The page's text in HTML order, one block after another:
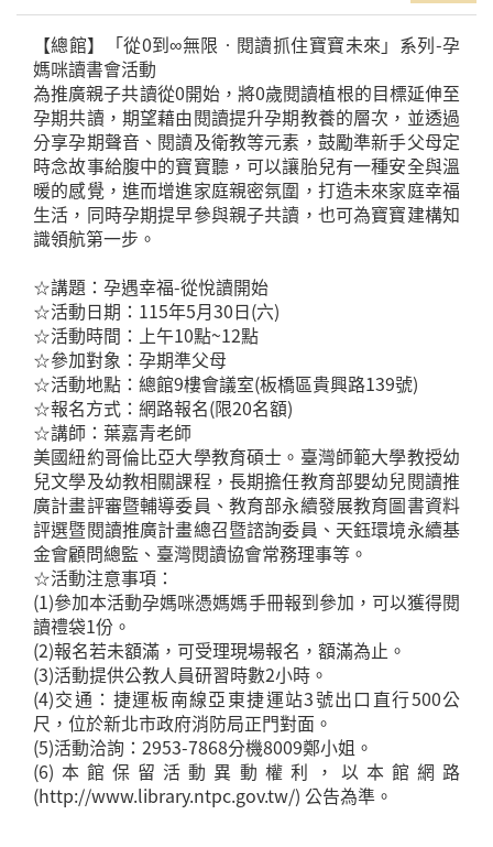
【總館】「從0到∞無限‧閱讀抓住寶寶未來」系列-孕
媽咪讀書會活動
為推廣親子共讀從0開始，將0歲閱讀植根的目標延伸至
孕期共讀，期望藉由閱讀提升孕期教養的層次，並透過
分享孕期聲音、閱讀及衛教等元素，鼓勵準新手父母定
時念故事給腹中的寶寶聽，可以讓胎兒有一種安全與溫
暖的感覺，進而增進家庭親密氛圍，打造未來家庭幸福
生活，同時孕期提早參與親子共讀，也可為寶寶建構知
識領航第一步。
☆講題：孕遇幸福-從悅讀開始
☆活動日期：115年5月30日(六)
☆活動時間：上午10點~12點
☆參加對象：孕期準父母
☆活動地點：總館9樓會議室(板橋區貴興路139號)
☆報名方式：網路報名(限20名額)
☆講師：葉嘉青老師
美國紐約哥倫比亞大學教育碩士。臺灣師範大學教授幼
兒文學及幼教相關課程，長期擔任教育部嬰幼兒閱讀推
廣計畫評審暨輔導委員、教育部永續發展教育圖書資料
評選暨閱讀推廣計畫總召暨諮詢委員、天鈺環境永續基
金會顧問總監、臺灣閱讀協會常務理事等。
☆活動注意事項：
(1)參加本活動孕媽咪憑媽媽手冊報到參加，可以獲得閱
讀禮袋1份。
(2)報名若未額滿，可受理現場報名，額滿為止。
(3)活動提供公教人員研習時數2小時。
(4)交通：捷運板南線亞東捷運站3號出口直行500公
尺，位於新北市政府消防局正門對面。
(5)活動洽詢：2953-7868分機8009鄭小姐。
(6)本館保留活動異動權利，以本館網路
(http://www.library.ntpc.gov.tw/) 公告為準。